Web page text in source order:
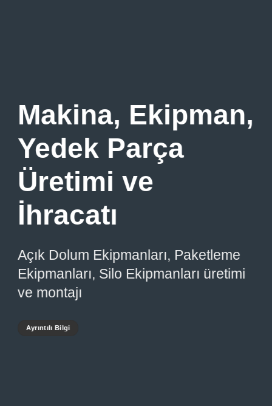
Makina, Ekipman,
Yedek Parça
Üretimi ve
İhracatı
Açık Dolum Ekipmanları, Paketleme
Ekipmanları, Silo Ekipmanları üretimi
ve montajı
Ayrıntılı Bilgi